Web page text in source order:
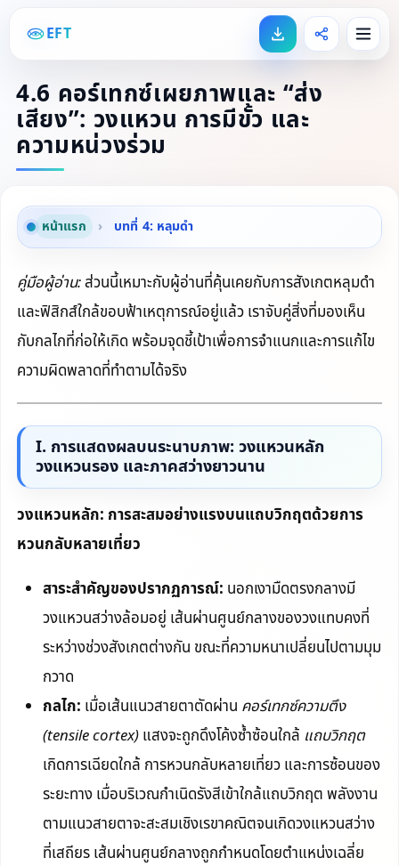
EFT
4.6 คอร์เทกซ์เผยภาพและ “ส่ง
เสียง”: วงแหวน การมีขั้ว และ
ความหน่วงร่วม
หน้าแรก › บทที่ 4: หลุมดำ
คู่มือผู้อ่าน:ส่วนนี้เหมาะกับผู้อ่านที่คุ้นเคยกับการสังเกตหลุมดำ
และฟิสิกส์ใกล้ขอบฟ้าเหตุการณ์อยู่แล้ว เราจับคู่สิ่งที่มองเห็น
กับกลไกที่ก่อให้เกิด พร้อมจุดชี้เป้าเพื่อการจำแนกและการแก้ไข
ความผิดพลาดที่ทำตามได้จริง
I. การแสดงผลบนระนาบภาพ: วงแหวนหลัก
วงแหวนรอง และภาคสว่างยาวนาน
วงแหวนหลัก: การสะสมอย่างแรงบนแถบวิกฤตด้วยการ
หวนกลับหลายเที่ยว
สาระสำคัญของปรากฏการณ์: นอกเงามืดตรงกลางมี
วงแหวนสว่างล้อมอยู่ เส้นผ่านศูนย์กลางของวงแทบคงที่
ระหว่างช่วงสังเกตต่างกัน ขณะที่ความหนาเปลี่ยนไปตามมุม
กวาด
กลไก: เมื่อเส้นแนวสายตาตัดผ่าน คอร์เทกซ์ความตึง
(tensile cortex)แสงจะถูกดึงโค้งซ้ำซ้อนใกล้ แถบวิกฤต
เกิดการเฉียดใกล้ การหวนกลับหลายเที่ยว และการซ้อนของ
ระยะทาง เมื่อบริเวณกำเนิดรังสีเข้าใกล้แถบวิกฤต พลังงาน
ตามแนวสายตาจะสะสมเชิงเรขาคณิตจนเกิดวงแหวนสว่าง
ที่เสถียร เส้นผ่านศูนย์กลางถูกกำหนดโดยตำแหน่งเฉลี่ย